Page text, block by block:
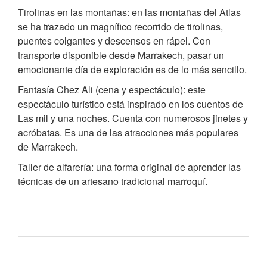
Tirolinas en las montañas: en las montañas del Atlas
se ha trazado un magnífico recorrido de tirolinas,
puentes colgantes y descensos en rápel. Con
transporte disponible desde Marrakech, pasar un
emocionante día de exploración es de lo más sencillo.
Fantasía Chez Ali (cena y espectáculo): este
espectáculo turístico está inspirado en los cuentos de
Las mil y una noches. Cuenta con numerosos jinetes y
acróbatas. Es una de las atracciones más populares
de Marrakech.
Taller de alfarería: una forma original de aprender las
técnicas de un artesano tradicional marroquí.